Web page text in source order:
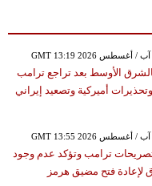
الأوسط بعد تراجع ترامب
أميركية وتصعيد إيراني
ترامب وتؤكد عدم وجود
لإعادة فتح مضيق هرمز